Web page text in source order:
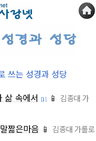
쓰는 성경과 성당
삶 속에서 [1] 📱 김종대 가
짧은마음 📱 김종대 가롤로